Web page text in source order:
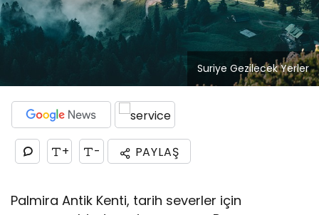
Suriye Gezilecek Yerler
+ - PAYLAŞ
Palmira Antik Kenti, tarih severler için